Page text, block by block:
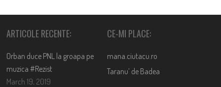
ARTICOLE RECENTE:
Orban duce PNL la groapa pe
muzica #Rezist
March 19, 2019
CE-MI PLACE:
mana.ciutacu.ro
Taranu’ de Badea